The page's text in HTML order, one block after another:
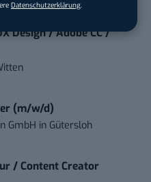
Datenschutzerklärung.
Design / Adobe CC /
(m/w/d)
GmbH in Gütersloh
/ Content Creator